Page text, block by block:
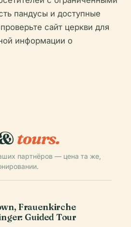
пандусы и доступные
сайт церкви для
информации о
tours.
партнёров — цена та же,
Frauenkirche
Guided Tour